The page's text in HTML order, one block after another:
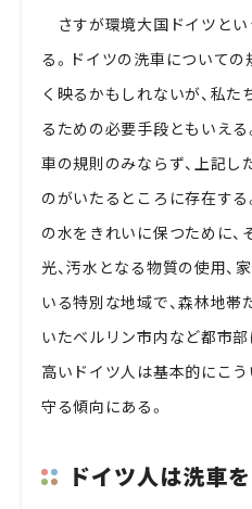
さすが環境大国ドイツとい
る。ドイツの洗車について
く映るかもしれないが、私
るための必要手段ともいえ
車の規則のみならず、上記し
のがいたるところに存在する
の水をきれいに保つために、
光、汚水となる物質の使用、
いる特別な地域で、森林地
いたベルリン市内など都市
高いドイツ人は基本的にこう
守る傾向にある。
ドイツ人は洗車